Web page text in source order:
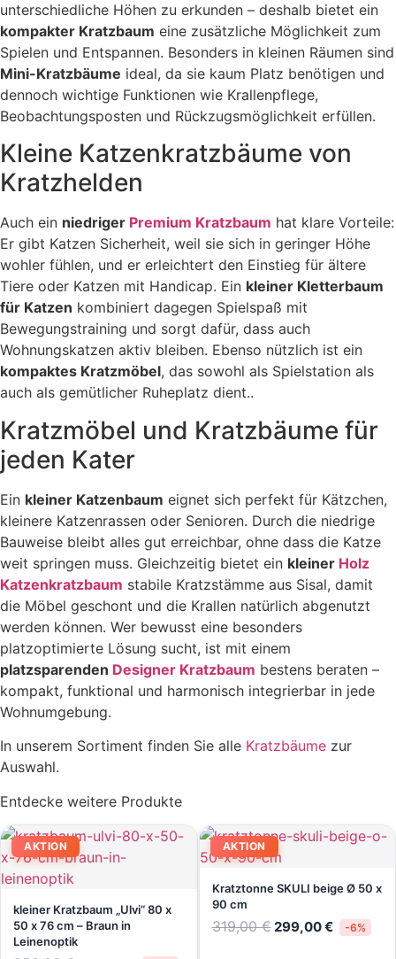
unterschiedliche Höhen zu erkunden – deshalb bietet ein
kompakter Kratzbaum eine zusätzliche Möglichkeit zum
Spielen und Entspannen. Besonders in kleinen Räumen sind
Mini-Kratzbäume ideal, da sie kaum Platz benötigen und
dennoch wichtige Funktionen wie Krallenpflege,
Beobachtungsposten und Rückzugsmöglichkeit erfüllen.
Kleine Katzenkratzbäume von
Kratzhelden
Auch ein niedriger Premium Kratzbaum hat klare Vorteile:
Er gibt Katzen Sicherheit, weil sie sich in geringer Höhe
wohler fühlen, und er erleichtert den Einstieg für ältere
Tiere oder Katzen mit Handicap. Ein kleiner Kletterbaum
für Katzen kombiniert dagegen Spielspaß mit
Bewegungstraining und sorgt dafür, dass auch
Wohnungskatzen aktiv bleiben. Ebenso nützlich ist ein
kompaktes Kratzmöbel, das sowohl als Spielstation als
auch als gemütlicher Ruheplatz dient..
Kratzmöbel und Kratzbäume für
jeden Kater
Ein kleiner Katzenbaum eignet sich perfekt für Kätzchen,
kleinere Katzenrassen oder Senioren. Durch die niedrige
Bauweise bleibt alles gut erreichbar, ohne dass die Katze
weit springen muss. Gleichzeitig bietet ein kleiner Holz
Katzenkratzbaum stabile Kratzstämme aus Sisal, damit
die Möbel geschont und die Krallen natürlich abgenutzt
werden können. Wer bewusst eine besonders
platzoptimierte Lösung sucht, ist mit einem
platzsparenden Designer Kratzbaum bestens beraten –
kompakt, funktional und harmonisch integrierbar in jede
Wohnumgebung.
In unserem Sortiment finden Sie alle Kratzbäume zur
Auswahl.
Entdecke weitere Produkte
AKTION
kleiner Kratzbaum „Ulvi“ 80 x
50 x 76 cm – Braun in
Leinenoptik
AKTION
Kratztonne SKULI beige Ø 50 x
90 cm
319,00€ Ursprünglicher
Preis
299,00€Aktueller
Preis
-6%